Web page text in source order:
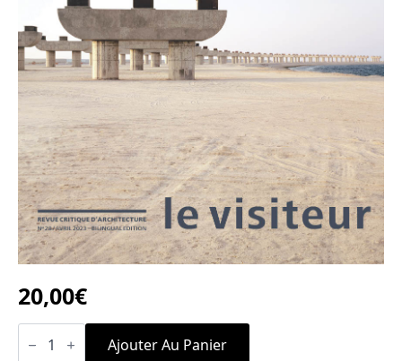
20,00€
quantité
de Ajouter Au Panier